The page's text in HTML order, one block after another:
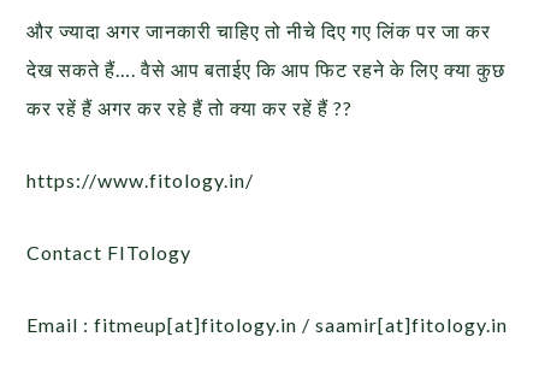
और ज्यादा अगर जानकारी चाहिए तो नीचे दिए गए लिंक पर जा कर
देख सकते हैं…. वैसे आप बताईए कि आप फिट रहने के लिए क्या कुछ
कर रहें हैं अगर कर रहे हैं तो क्या कर रहें हैं ??
https://www.fitology.in/
Contact FITology
Email : fitmeup[at]fitology.in / saamir[at]fitology.in